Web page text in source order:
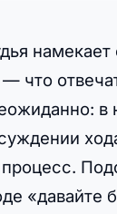
намекает
— что
в
процесс.
«давайте